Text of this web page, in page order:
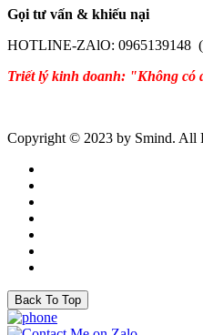
Gọi tư vấn & khiếu nại
HOTLINE-ZAlO: 0965139148
Triết lý kinh doanh: "Không có
Copyright © 2023 by Smind. All
Back To Top